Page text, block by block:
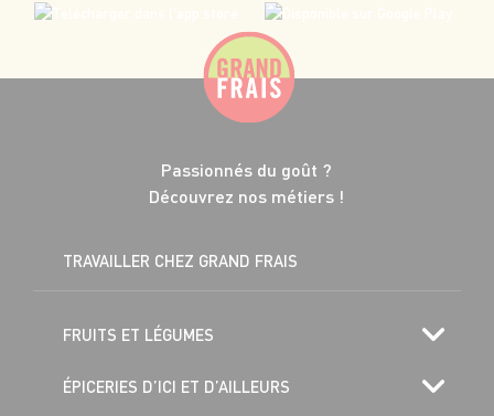
Passionnés du goût ?
Découvrez nos métiers !
TRAVAILLER CHEZ GRAND FRAIS
FRUITS ET LÉGUMES
ÉPICERIES D’ICI ET D’AILLEURS